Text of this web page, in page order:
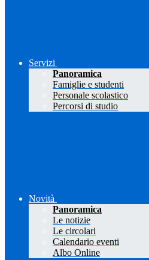
Servizi
Panoramica
Famiglie e studenti
Personale scolastico
Percorsi di studio
Novità
Panoramica
Le notizie
Le circolari
Calendario eventi
Albo Online